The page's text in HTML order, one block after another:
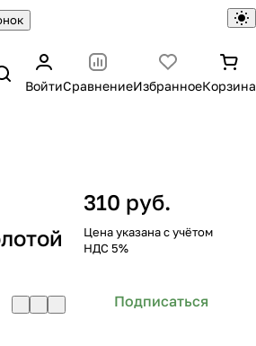
ВойтиСравнениеИзбранноеКорзина
310 руб.
Цена указана с учётом
НДС 5%
Подписаться